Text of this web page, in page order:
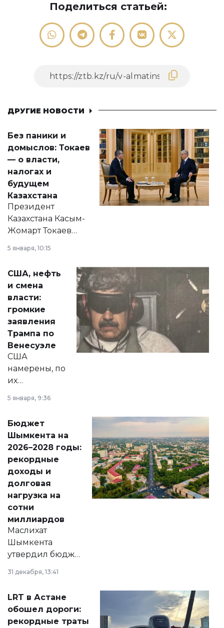
Поделиться статьей:
ДРУГИЕ НОВОСТИ
Без паники и
домыслов: Токаев
— о власти,
налогах и
будущем
Казахстана
Президент
Казахстана Касым-
Жомарт Токаев
сразу несколько
актуальных тем —
от слухов о
политических
реформах до
вопросов армии,
экономики и
личного здоровья.
5 января, 10:15
США, нефть
и смена
власти:
громкие
заявления
Трампа по
Венесуэле
США
намерены, по
их
принести
народу
Венесуэлы.
5 января, 9:36
Бюджет
Шымкента на
2026–2028 годы:
рекордные
доходы и
долговая
нагрузка на
сотни
миллиардов
Маслихат
Шымкента
утвердил бюджет
города на 2026–
2028 годы.
документ
появился в базе
31 декабря, 13:41
LRT в Астане
обошел дороги:
рекордные траты